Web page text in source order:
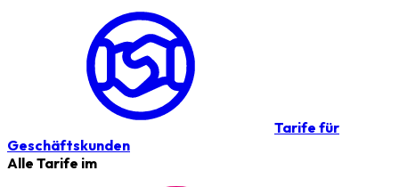
Tarife für
Geschäftskunden
Alle Tarife im